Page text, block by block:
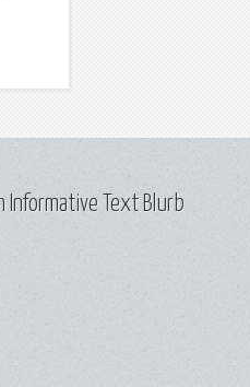
Informative Text Blurb